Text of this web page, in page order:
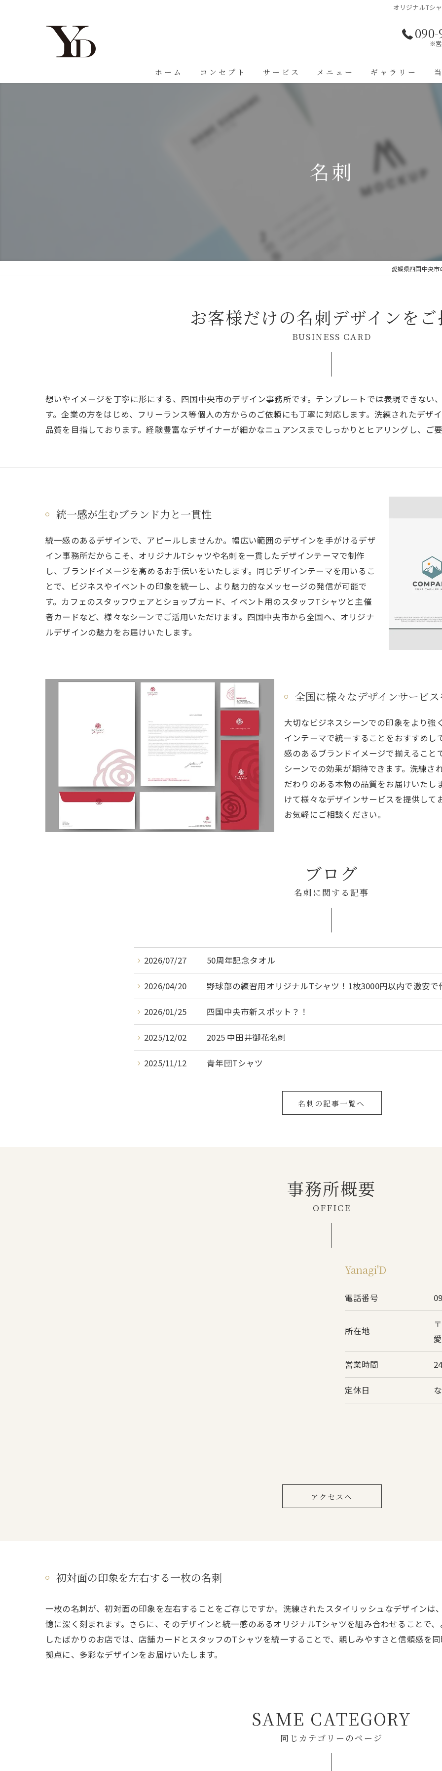
オリジナルTシ
090-
※営
ホーム コンセプト サービス メニュー ギャラリー
名刺
愛媛県四国中央
お客様だけの名刺デザインを
BUSINESS CARD
想いやイメージを丁寧に形にする、四国中央市のデザイン事務所です。テンプレートでは表現できない
す。企業の方をはじめ、フリーランス等個人の方からのご依頼にも丁寧に対応します。洗練されたデザ
品質を目指しております。経験豊富なデザイナーが細かなニュアンスまでしっかりとヒアリングし、ご
統一感が生むブランド力と一貫性
統一感のあるデザインで、アピールしませんか。幅広い範囲のデザインを手がけるデザ
イン事務所だからこそ、オリジナルTシャツや名刺を一貫したデザインテーマで制作
し、ブランドイメージを高めるお手伝いをいたします。同じデザインテーマを用いるこ
とで、ビジネスやイベントの印象を統一し、より魅力的なメッセージの発信が可能で
す。カフェのスタッフウェアとショップカード、イベント用のスタッフTシャツと主催
者カードなど、様々なシーンでご活用いただけます。四国中央市から全国へ、オリジナ
ルデザインの魅力をお届けいたします。
全国に様々なデザインサービ
大切なビジネスシーンでの印象をより
インテーマで統一することをおすすめ
感のあるブランドイメージで揃えること
シーンでの効果が期待できます。洗練
だわりのある本物の品質をお届けいた
けて様々なデザインサービスを提供し
お気軽にご相談ください。
ブログ
名刺に関する記事
2026/07/27 50周年記念タオル
2026/04/20 野球部の練習用オリジナルTシャツ！1枚3000円以内で激安で
2026/01/25 四国中央市新スポット？！
2025/12/02 2025 中田井御花名刺
2025/11/12 青年団Tシャツ
名刺の記事一覧へ
事務所概要
OFFICE
Yanagi'D
電話番号
所在地
営業時間
定休日
アクセスへ
初対面の印象を左右する一枚の名刺
一枚の名刺が、初対面の印象を左右することをご存じですか。洗練されたスタイリッシュなデザイン
憶に深く刻まれます。さらに、そのデザインと統一感のあるオリジナルTシャツを組み合わせることで
したばかりのお店では、店舗カードとスタッフのTシャツを統一することで、親しみやすさと信頼感を
拠点に、多彩なデザインをお届けいたします。
同じカテゴリーのページ
SAME CATEGORY